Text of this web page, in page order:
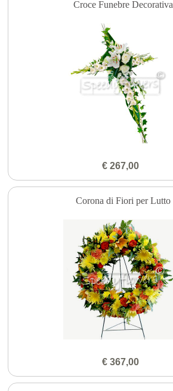
Croce Funebre Decorativa
€ 267,00
Corona di Fiori per Lutto
€ 367,00